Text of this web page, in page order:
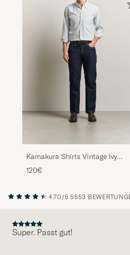
Kamakura Shirts Vintage Ivy
Oxford Button Down Shirt Green
Stripe
120€
4.70/5 5553
Super. Passt gut!